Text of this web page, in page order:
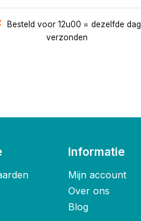
Besteld voor 12u00 = dezelfde dag
verzonden
Informatie
Mijn account
Over ons
Blog